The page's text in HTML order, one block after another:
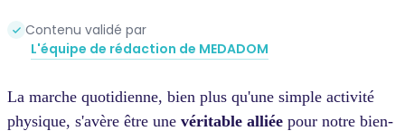
Contenu validé par
L'équipe de rédaction de MEDADOM
La marche quotidienne, bien plus qu'une simple activité
physique, s'avère être une véritable alliée pour notre bien-